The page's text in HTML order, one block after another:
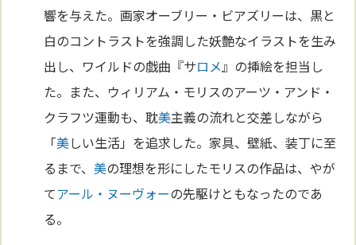
響を与えた。画家オーブリー・ビアズリーは、黒と
白のコントラストを強調した妖艶なイラストを生み
出し、ワイルドの戯曲『サロメ 』の挿絵を担当し
た。また、ウィリアム・モリスのアーツ・アンド・
クラフツ運動も、耽美主義の流れと交差しながら
「美しい生活」を追求した。家具、壁紙、装丁に至
るまで、美の理想を形にしたモリスの作品は、やが
てアール・ヌーヴォーの先駆けともなったのであ
る。